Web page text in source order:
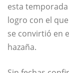
esta
logro con el
se convirtió en
hazaña.